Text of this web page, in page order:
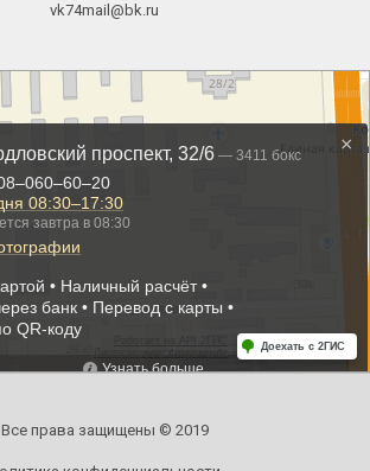
vk74mail@bk.ru
Все права защищены © 2019